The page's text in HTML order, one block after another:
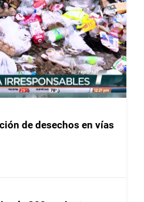
de desechos en vías